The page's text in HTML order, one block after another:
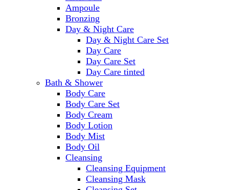
Ampoule
Bronzing
Day & Night Care
Day & Night Care Set
Day Care
Day Care Set
Day Care tinted
Bath & Shower
Body Care
Body Care Set
Body Cream
Body Lotion
Body Mist
Body Oil
Cleansing
Cleansing Equipment
Cleansing Mask